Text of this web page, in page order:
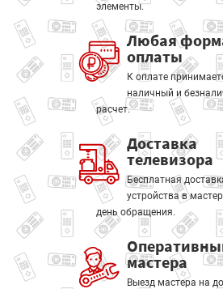
элементы.
Любая
оплаты
К оплате
наличный и
расчет.
Доставка
телевизора
Бесплатная
устройства в
день обращения.
мастера
Выезд мастера на